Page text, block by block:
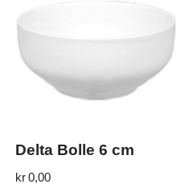
Delta Bolle 6 cm
kr0,00